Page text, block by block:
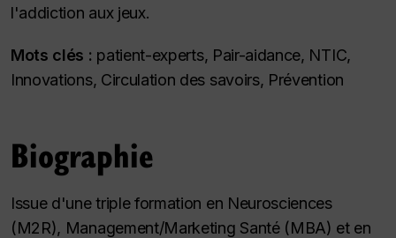
l'addiction aux jeux.
Mots clés : patient-experts, Pair-aidance, NTIC,
Innovations, Circulation des savoirs, Prévention
Biographie
Issue d'une triple formation en Neurosciences
(M2R), Management/Marketing Santé (MBA) et en